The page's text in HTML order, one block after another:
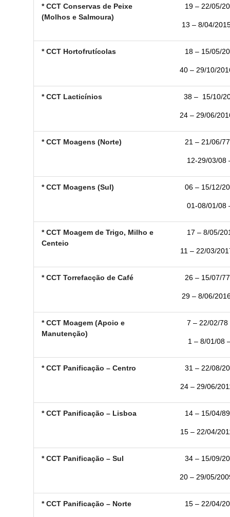
* CCT Conservas de Peixe
(Molhos e Salmoura)
19 – 22/05/
13 – 8/04/
* CCT Hortofrutícolas 18 – 15/05/
40 – 29/10/
* CCT Lacticínios 38 – 15/10/
24 – 29/06/
* CCT Moagens (Norte) 21 – 21/06/
12-29/03/08
* CCT Moagens (Sul) 06 – 15/12/
01-08/01/08
* CCT Moagem de Trigo, Milho e
Centeio
17 – 8/05/
11 – 22/03/
* CCT Torrefacção de Café 26 – 15/07/
29 – 8/06/
* CCT Moagem (Apoio e
Manutenção)
7 – 22/02/78
1 – 8/01/08
* CCT Panificação – Centro 31 – 22/08/
24 – 29/06/
* CCT Panificação – Lisboa 14 – 15/04/
15 – 22/04/
* CCT Panificação – Sul 34 – 15/09/
20 – 29/05/
* CCT Panificação – Norte 15 – 22/04/